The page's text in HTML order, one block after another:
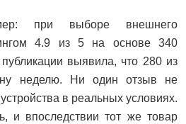
при выборе внешнего
4.9 из 5 на основе 340
выявила, что 280 из
неделю. Ни один отзыв не
в реальных условиях.
и впоследствии тот же товар